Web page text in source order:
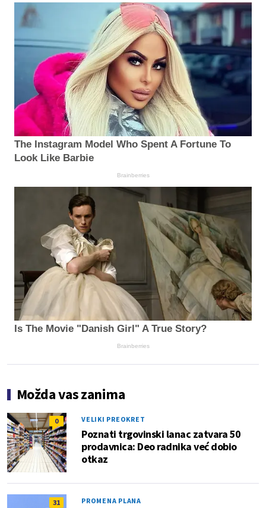
The Instagram Model Who Spent A Fortune To
Look Like Barbie
Brainberries
Is The Movie "Danish Girl" A True Story?
Brainberries
Možda vas zanima
0 VELIKI PREOKRET
Poznati trgovinski lanac zatvara 50
prodavnica: Deo radnika već dobio
otkaz
31 PROMENA PLANA